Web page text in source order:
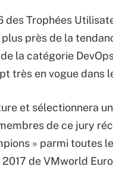
des Trophées
près de la
la catégorie
très en vogue dans
et sélectionnera
de ce jury
» parmi toutes
de VMworld